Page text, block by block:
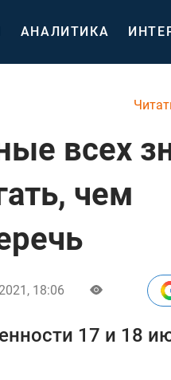
АНАЛИТИКА
всех
чем
18:06
17 и 18